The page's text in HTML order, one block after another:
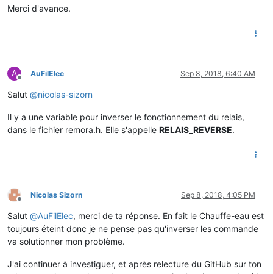
Merci d'avance.
A
Offline
AuFilElec Sep 8, 2018, 6:40 AM
Salut @nicolas-sizorn
Il y a une variable pour inverser le fonctionnement du relais,
dans le fichier remora.h. Elle s'appelle RELAIS_REVERSE.
Offline
Nicolas Sizorn Sep 8, 2018, 4:05 PM
Salut @AuFilElec, merci de ta réponse. En fait le Chauffe-eau est
toujours éteint donc je ne pense pas qu'inverser les commande
va solutionner mon problème.
J'ai continuer à investiguer, et après relecture du GitHub sur ton